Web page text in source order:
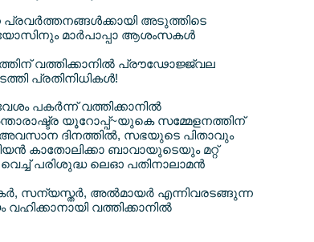
പ്രവര്‍ത്തനങ്ങള്‍ക്കായി അടുത്തിടെ
മാര്‍പാപ്പാ ആശംസകള്‍
വത്തിക്കാനില്‍ പ്രൗഢോജ്ജ്വല
പ്രതിനിധികള്‍!
പകര്‍ന്ന് വത്തിക്കാനില്‍
യൂറോപ്പ്~യുകെ സമ്മേളനത്തിന്
അവസാന ദിനത്തില്‍, സഭയുടെ പിതാവും
കാതോലിക്കാ ബാവായുടെയും മറ്റ്
പരിശുദ്ധ ലെഓ പതിനാലാമന്‍
സന്യസ്തര്‍, അല്‍മായര്‍ എന്നിവരടങ്ങുന്ന
വത്തിക്കാനില്‍